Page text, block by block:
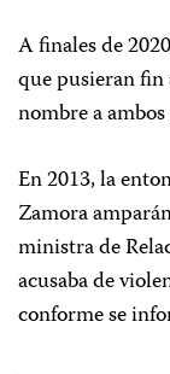
A finales de
que pusieran
nombre a
En 2013, la
Zamora
ministra de
acusaba de
conforme se